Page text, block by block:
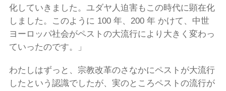
化していきました。ユダヤ人迫害もこの時代に顕在化
しました。このように 100 年、200 年 かけて、中世
ヨーロッパ社会がペストの大流行により大きく変わっ
ていったのです。」
わたしはずっと、宗教改革のさなかにペストが大流行
したという認識でしたが、実のところペストの流行が